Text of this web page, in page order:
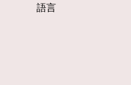
語言